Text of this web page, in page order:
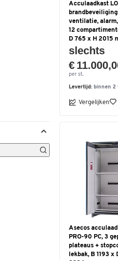
Acculaadkast
ventilatie,
12
D 765 x H 2015
slechts
€
per st.
Levertijd: binnen 2
Vergelijken
Asecos
PRO-90 PC, 3
plateaus +
lekbak, B 1193 x